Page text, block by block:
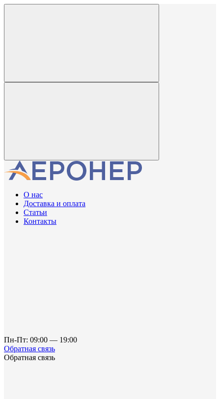
О нас
Доставка и оплата
Статьи
Контакты
Пн-Пт: 09:00 — 19:00
Обратная связь
Обратная связь